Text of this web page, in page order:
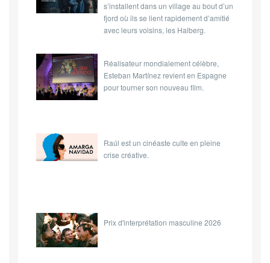
s’installent dans un village au bout d’un
fjord où ils se lient rapidement d’amitié
avec leurs voisins, les Halberg.
Réalisateur mondialement célèbre,
Esteban Martínez revient en Espagne
pour tourner son nouveau film.
Raúl est un cinéaste culte en pleine
crise créative.
Prix d'interprétation masculine 2026